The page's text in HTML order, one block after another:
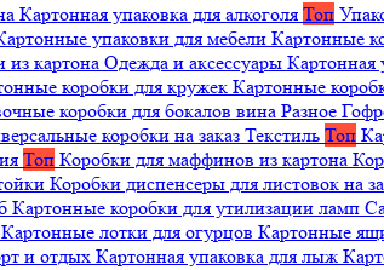
Картонная упаковка для алкоголя Топ
упаковки для мебели Картонные
из картона Одежда и аксессуары Картонная
коробки для кружек Картонные
коробки для бокалов вина Разное
коробки на заказ Текстиль Топ
Топ Коробки для маффинов из картона
Коробки диспенсеры для листовок на
Картонные коробки для утилизации ламп
Картонные лотки для огурцов Картонные
и отдых Картонная упаковка для лыж